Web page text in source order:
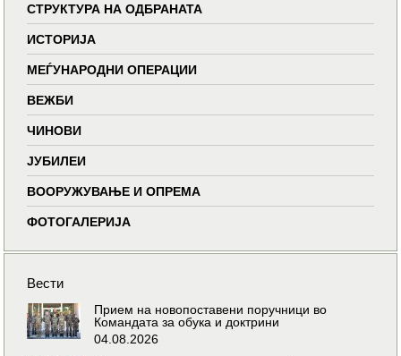
СТРУКТУРА НА ОДБРАНАТА
ИСТОРИЈА
МЕЃУНАРОДНИ ОПЕРАЦИИ
ВЕЖБИ
ЧИНОВИ
ЈУБИЛЕИ
ВООРУЖУВАЊЕ И ОПРЕМА
ФОТОГАЛЕРИЈА
Вести
Прием на новопоставени поручници во
Командата за обука и доктрини
04.08.2026